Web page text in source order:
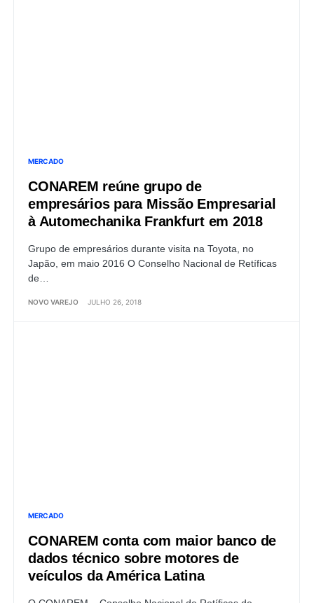
MERCADO
CONAREM reúne grupo de
empresários para Missão Empresarial
à Automechanika Frankfurt em 2018
Grupo de empresários durante visita na Toyota, no
Japão, em maio 2016 O Conselho Nacional de Retíficas
de…
NOVO VAREJO JULHO 26, 2018
MERCADO
CONAREM conta com maior banco de
dados técnico sobre motores de
veículos da América Latina